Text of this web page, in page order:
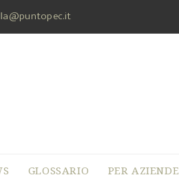
GLOSSARIO PER AZIENDE